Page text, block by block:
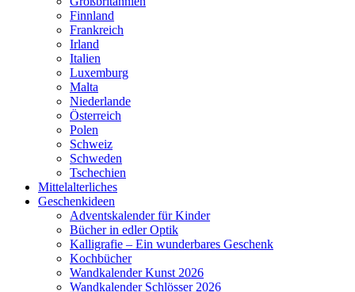
Finnland
Frankreich
Irland
Italien
Luxemburg
Malta
Niederlande
Österreich
Polen
Schweiz
Schweden
Tschechien
Mittelalterliches
Geschenkideen
Adventskalender für Kinder
Bücher in edler Optik
Kalligrafie – Ein wunderbares Geschenk
Kochbücher
Wandkalender Kunst 2026
Wandkalender Schlösser 2026